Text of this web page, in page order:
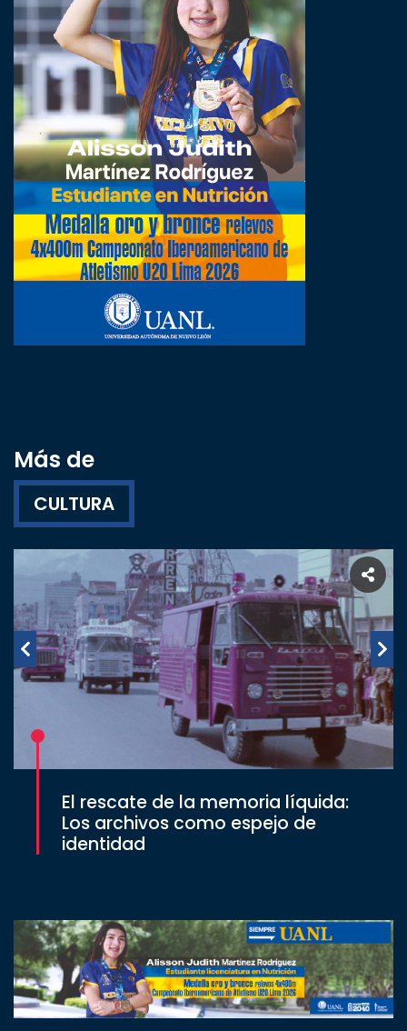
Más de
CULTURA
El rescate de la memoria líquida:
Los archivos como espejo de
identidad